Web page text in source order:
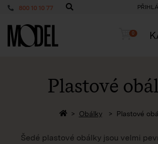
800 10 10 77
PackShop 0
Plastové
Zpět na homepage
Obálky Plastové
Šedé plastové obálky jsou velmi